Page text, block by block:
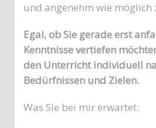
und angenehm wie möglich
Egal, ob Sie gerade erst
Kenntnisse vertiefen
den Unterricht individuell
Bedürfnissen und Zielen.
Was Sie bei mir erwartet: